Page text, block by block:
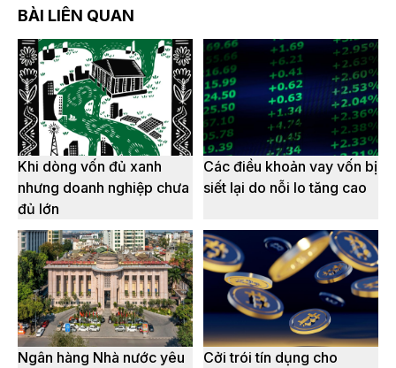
BÀI LIÊN QUAN
Khi dòng vốn đủ xanh
nhưng doanh nghiệp chưa
đủ lớn
Các điều khoản vay vốn bị
siết lại do nỗi lo tăng cao
Ngân hàng Nhà nước yêu
Cởi trói tín dụng cho